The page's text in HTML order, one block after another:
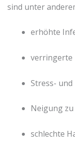
sind unter
erhöhte
verringerte
Stress-
Neigung
schlechte